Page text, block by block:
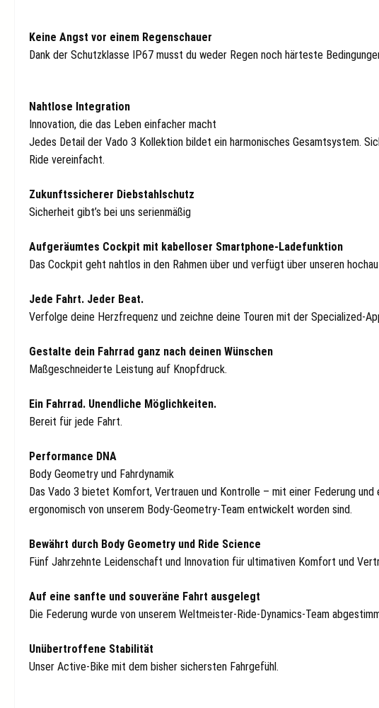
Keine Angst vor einem Regenschauer
Dank der Schutzklasse IP67 musst du weder Regen noch härteste
Nahtlose Integration
Innovation, die das Leben einfacher macht
Jedes Detail der Vado 3 Kollektion bildet ein harmonisches Gesamtsystem.
Ride vereinfacht.
Zukunftssicherer Diebstahlschutz
Sicherheit gibt’s bei uns serienmäßig
Aufgeräumtes Cockpit mit kabelloser Smartphone-Ladefunktion
Das Cockpit geht nahtlos in den Rahmen über und verfügt über unseren
Jede Fahrt. Jeder Beat.
Verfolge deine Herzfrequenz und zeichne deine Touren mit der Specialized-
Gestalte dein Fahrrad ganz nach deinen Wünschen
Maßgeschneiderte Leistung auf Knopfdruck.
Ein Fahrrad. Unendliche Möglichkeiten.
Bereit für jede Fahrt.
Performance DNA
Body Geometry und Fahrdynamik
Das Vado 3 bietet Komfort, Vertrauen und Kontrolle – mit einer Federung und
ergonomisch von unserem Body‑Geometry‑Team entwickelt worden sind.
Bewährt durch Body Geometry und Ride Science
Fünf Jahrzehnte Leidenschaft und Innovation für ultimativen Komfort und
Auf eine sanfte und souveräne Fahrt ausgelegt
Die Federung wurde von unserem Weltmeister‑Ride‑Dynamics‑Team
Unübertroffene Stabilität
Unser Active-Bike mit dem bisher sichersten Fahrgefühl.